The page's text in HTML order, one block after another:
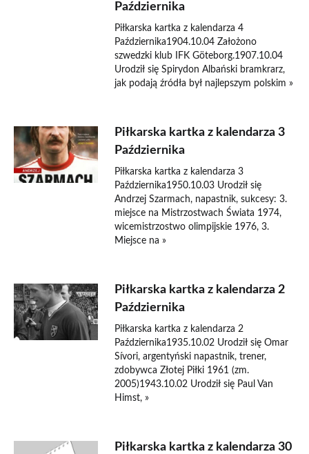
Października
Piłkarska kartka z kalendarza 4
Października1904.10.04 Założono
szwedzki klub IFK Göteborg.1907.10.04
Urodził się Spirydon Albański bramkrarz,
jak podają źródła był najlepszym polskim »
Piłkarska kartka z kalendarza 3
Października
Piłkarska kartka z kalendarza 3
Października1950.10.03 Urodził się
Andrzej Szarmach, napastnik, sukcesy: 3.
miejsce na Mistrzostwach Świata 1974,
wicemistrzostwo olimpijskie 1976, 3.
Miejsce na »
Piłkarska kartka z kalendarza 2
Października
Piłkarska kartka z kalendarza 2
Października1935.10.02 Urodził się Omar
Sívori, argentyński napastnik, trener,
zdobywca Złotej Piłki 1961 (zm.
2005)1943.10.02 Urodził się Paul Van
Himst, »
Piłkarska kartka z kalendarza 30